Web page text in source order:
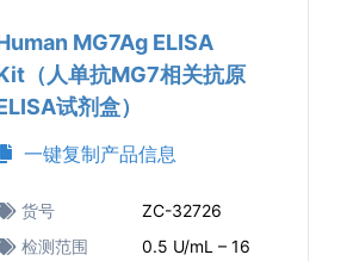
MG7Ag ELISA
（人单抗MG7相关抗原
试剂盒）
一键复制产品信息
货号
ZC-32726
检测范围
0.5 U/mL – 16